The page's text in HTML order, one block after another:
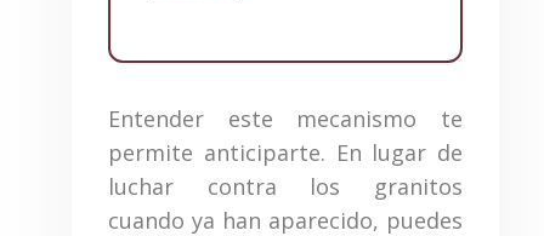
Entender este mecanismo te
permite anticiparte. En lugar de
luchar contra los granitos
cuando ya han aparecido, puedes